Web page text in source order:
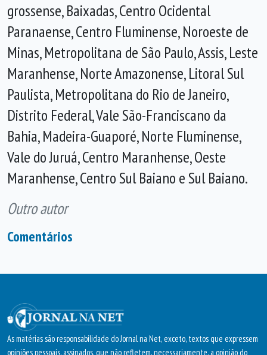
grossense, Baixadas, Centro Ocidental
Paranaense, Centro Fluminense, Noroeste de
Minas, Metropolitana de São Paulo, Assis, Leste
Maranhense, Norte Amazonense, Litoral Sul
Paulista, Metropolitana do Rio de Janeiro,
Distrito Federal, Vale São-Franciscano da
Bahia, Madeira-Guaporé, Norte Fluminense,
Vale do Juruá, Centro Maranhense, Oeste
Maranhense, Centro Sul Baiano e Sul Baiano.
Outro autor
Comentários
As matérias são responsabilidade do Jornal na Net, exceto, textos que expressem
opiniões pessoais, assinados, que não refletem, necessariamente, a opinião do